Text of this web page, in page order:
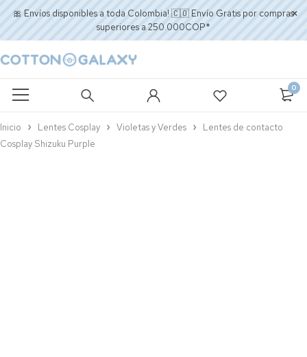
🎀 Envíos disponibles a toda Colombia! 🇨🇴 Envío Gratis por compras
superiores a 250.000COP*
0
Inicio Lentes Cosplay Violetas y Verdes
Lentes de contacto
Cosplay Shizuku Purple